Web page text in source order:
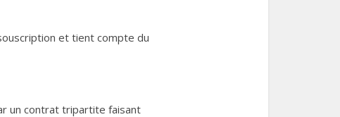
et tient compte du
un contrat tripartite faisant